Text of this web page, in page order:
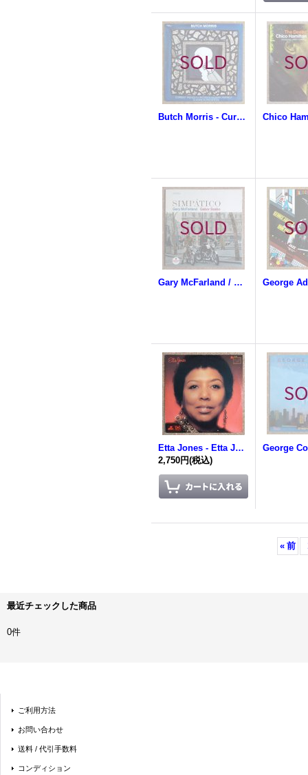
Butch Morris - Current Trends In Racism In Modern America (A Work In Progress)
Gary McFarland / Gabor Szabo - Simpatico
Etta Jones - Etta Jones '75
2,750円(税込)
« 前
最近チェックした商品
0件
ご利用方法
お問い合わせ
送料 / 代引手数料
コンディション